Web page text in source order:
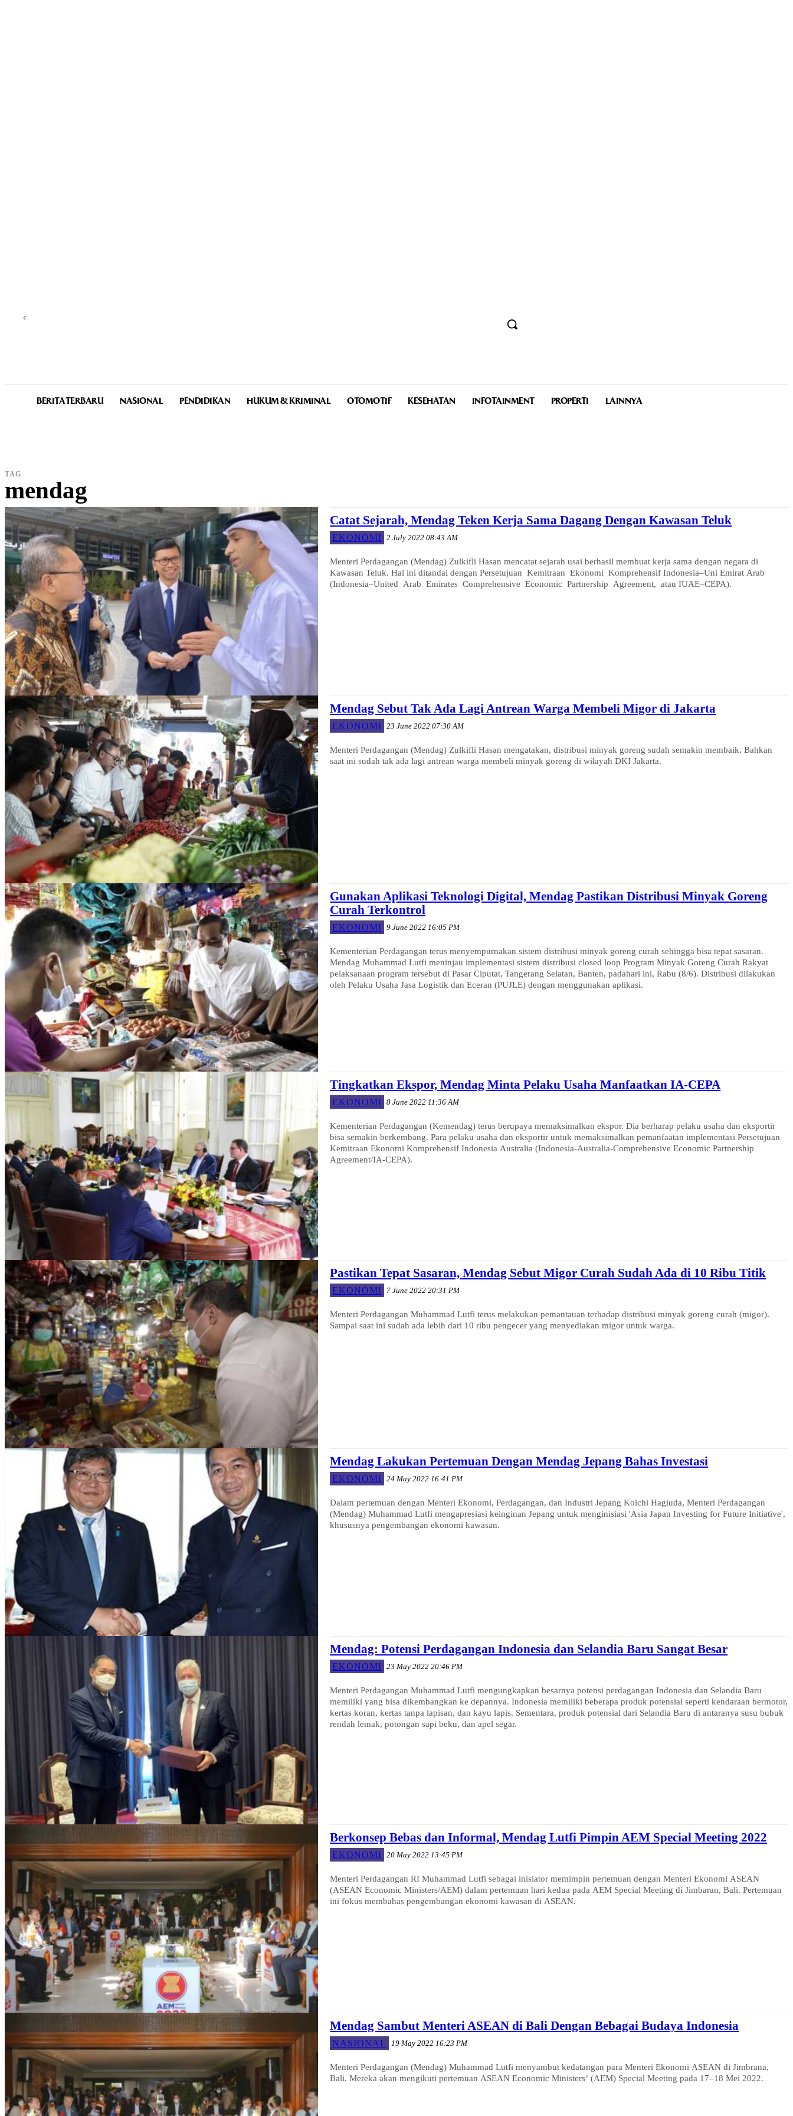
C
BERITA TERBARU NASIONAL PENDIDIKAN HUKUM & KRIMINAL OTOMOTIF KESEHATAN INFOTAINMENT PROPERTI LAINNYA
TAG
mendag
Catat Sejarah, Mendag Teken Kerja Sama Dagang Dengan Kawasan Teluk
EKONOMI 2 July 2022 08:43 AM
Menteri Perdagangan (Mendag) Zulkifli Hasan mencatat sejarah usai berhasil membuat kerja sama dengan negara di
Kawasan Teluk. Hal ini ditandai dengan Persetujuan Kemitraan Ekonomi Komprehensif Indonesia–Uni Emirat Arab
(Indonesia–United Arab Emirates Comprehensive Economic Partnership Agreement, atau IUAE–CEPA).
Mendag Sebut Tak Ada Lagi Antrean Warga Membeli Migor di Jakarta
EKONOMI 23 June 2022 07:30 AM
Menteri Perdagangan (Mendag) Zulkifli Hasan mengatakan, distribusi minyak goreng sudah semakin membaik. Bahkan
saat ini sudah tak ada lagi antrean warga membeli minyak goreng di wilayah DKI Jakarta.
Gunakan Aplikasi Teknologi Digital, Mendag Pastikan Distribusi Minyak Goreng
Curah Terkontrol
EKONOMI 9 June 2022 16:05 PM
Kementerian Perdagangan terus menyempurnakan sistem distribusi minyak goreng curah sehingga bisa tepat sasaran.
Mendag Muhammad Lutfi meninjau implementasi sistem distribusi closed loop Program Minyak Goreng Curah Rakyat
pelaksanaan program tersebut di Pasar Ciputat, Tangerang Selatan, Banten, padahari ini, Rabu (8/6). Distribusi dilakukan
oleh Pelaku Usaha Jasa Logistik dan Eceran (PUJLE) dengan menggunakan aplikasi.
Tingkatkan Ekspor, Mendag Minta Pelaku Usaha Manfaatkan IA-CEPA
EKONOMI 8 June 2022 11:36 AM
Kementerian Perdagangan (Kemendag) terus berupaya memaksimalkan ekspor. Dia berharap pelaku usaha dan eksportir
bisa semakin berkembang. Para pelaku usaha dan eksportir untuk memaksimalkan pemanfaatan implementasi Persetujuan
Kemitraan Ekonomi Komprehensif Indonesia Australia (Indonesia-Australia-Comprehensive Economic Partnership
Agreement/IA-CEPA).
Pastikan Tepat Sasaran, Mendag Sebut Migor Curah Sudah Ada di 10 Ribu Titik
EKONOMI 7 June 2022 20:31 PM
Menteri Perdagangan Muhammad Lutfi terus melakukan pemantauan terhadap distribusi minyak goreng curah (migor).
Sampai saat ini sudah ada lebih dari 10 ribu pengecer yang menyediakan migor untuk warga.
Mendag Lakukan Pertemuan Dengan Mendag Jepang Bahas Investasi
EKONOMI 24 May 2022 16:41 PM
Dalam pertemuan dengan Menteri Ekonomi, Perdagangan, dan Industri Jepang Koichi Hagiuda, Menteri Perdagangan
(Mendag) Muhammad Lutfi mengapresiasi keinginan Jepang untuk menginisiasi 'Asia Japan Investing for Future Initiative',
khususnya pengembangan ekonomi kawasan.
Mendag: Potensi Perdagangan Indonesia dan Selandia Baru Sangat Besar
EKONOMI 23 May 2022 20:46 PM
Menteri Perdagangan Muhammad Lutfi mengungkapkan besarnya potensi perdagangan Indonesia dan Selandia Baru
memiliki yang bisa dikembangkan ke depannya. Indonesia memiliki beberapa produk potensial seperti kendaraan bermotor,
kertas koran, kertas tanpa lapisan, dan kayu lapis. Sementara, produk potensial dari Selandia Baru di antaranya susu bubuk
rendah lemak, potongan sapi beku, dan apel segar.
Berkonsep Bebas dan Informal, Mendag Lutfi Pimpin AEM Special Meeting 2022
EKONOMI 20 May 2022 13:45 PM
Menteri Perdagangan RI Muhammad Lutfi sebagai inisiator memimpin pertemuan dengan Menteri Ekonomi ASEAN
(ASEAN Economic Ministers/AEM) dalam pertemuan hari kedua pada AEM Special Meeting di Jimbaran, Bali. Pertemuan
ini fokus membahas pengembangan ekonomi kawasan di ASEAN.
Mendag Sambut Menteri ASEAN di Bali Dengan Bebagai Budaya Indonesia
NASIONAL 19 May 2022 16:23 PM
Menteri Perdagangan (Mendag) Muhammad Lutfi menyambut kedatangan para Menteri Ekonomi ASEAN di Jimbrana,
Bali. Mereka akan mengikuti pertemuan ASEAN Economic Ministers’ (AEM) Special Meeting pada 17–18 Mei 2022.